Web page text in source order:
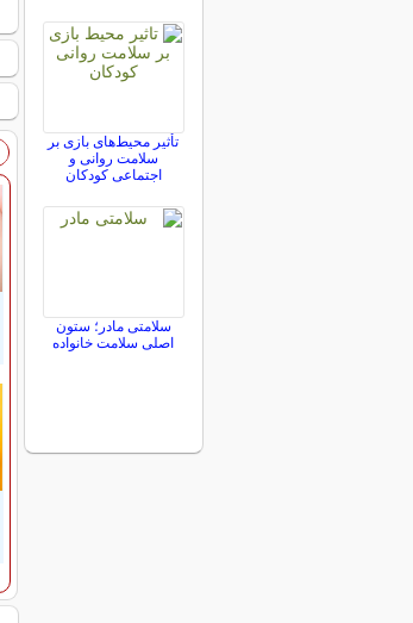
تأثیر محیط‌های بازی بر
سلامت روانی و
اجتماعی کودکان
سلامتی مادر؛ ستون
اصلی سلامت خانواده